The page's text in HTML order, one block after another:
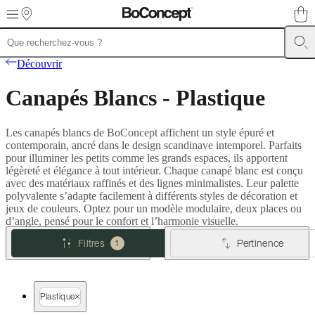
Skip to main content
MeublesCanapés
Rangements
d’extérieurLuminairesTapisAccessoires SALECollectionsCollections
Collections
de
tablesCollections
de
chaises
et
fauteuilsCollections
de
fauteuilsBeds
Collections
Découvrir
Canapés Blancs - Plastique
Les canapés blancs de BoConcept affichent un style épuré et
contemporain, ancré dans le design scandinave intemporel. Parfaits
pour illuminer les petits comme les grands espaces, ils apportent
légèreté et élégance à tout intérieur. Chaque canapé blanc est conçu
avec des matériaux raffinés et des lignes minimalistes. Leur palette
polyvalente s’adapte facilement à différents styles de décoration et
jeux de couleurs. Optez pour un modèle modulaire, deux places ou
d’angle, pensé pour le confort et l’harmonie visuelle.
Filtres
1 Pertinence
Plastique